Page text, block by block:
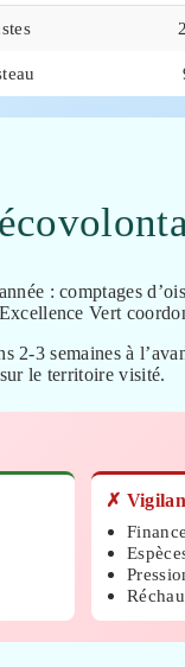
: comptages
Vert
2-3 semaines à
le territoire visité.
✗